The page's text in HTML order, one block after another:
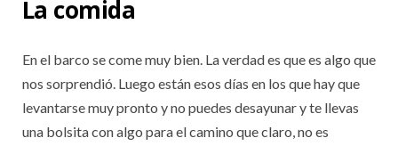
La comida
En el barco se come muy bien. La verdad es que es algo que
nos sorprendió. Luego están esos días en los que hay que
levantarse muy pronto y no puedes desayunar y te llevas
una bolsita con algo para el camino que claro, no es